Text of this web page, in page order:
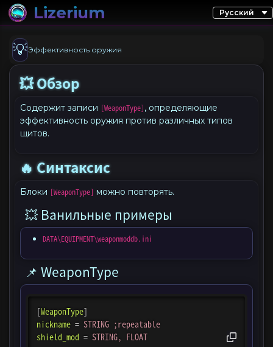
Lizerium
💡Эффективность оружия
💥 Обзор
Содержит записи [WeaponType], определяющие
эффективность оружия против различных типов
щитов.
🔥 Синтаксис
Блоки [WeaponType] можно повторять.
💥 Ванильные примеры
DATA\EQUIPMENT\weaponmoddb.ini
📌 WeaponType
[WeaponType]
nickname = STRING ;repeatable
shield_mod = STRING, FLOAT